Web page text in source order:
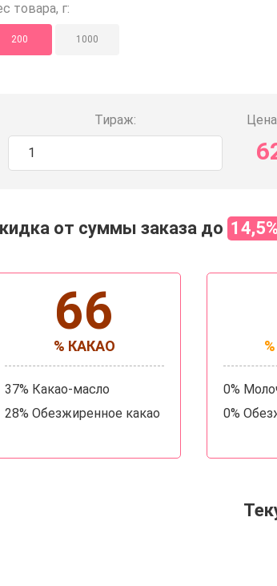
товара, г:
200 1000
Тираж:
от суммы заказа до 14,5%
66
% КАКАО
37% Какао-масло
28% Обезжиренное какао
0%
0%